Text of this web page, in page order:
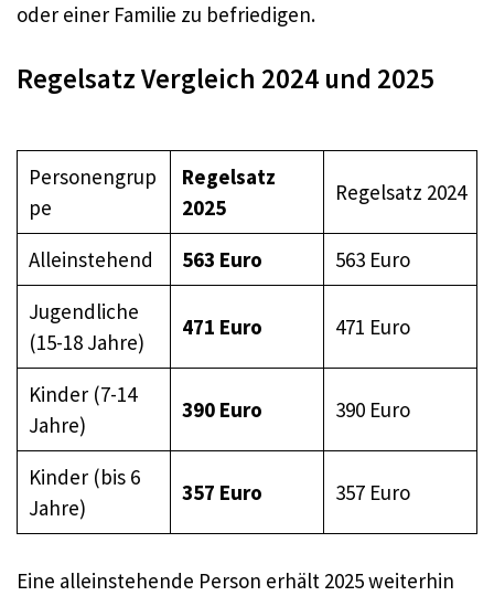
oder einer Familie zu befriedigen.
Regelsatz Vergleich 2024 und 2025
Personengrup
pe
Regelsatz
2025
Regelsatz 2024
Alleinstehend 563 Euro
563 Euro
Jugendliche
(15-18 Jahre)
471 Euro 471 Euro
Kinder (7-14
Jahre)
390 Euro 390 Euro
Kinder (bis 6
Jahre)
357 Euro 357 Euro
Eine alleinstehende Person erhält 2025 weiterhin